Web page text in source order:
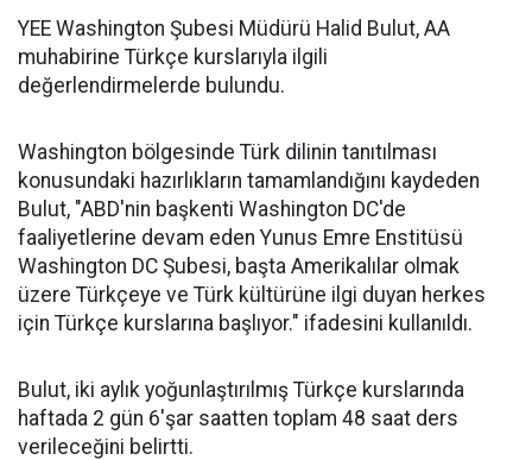
YEE Washington Şubesi Müdürü Halid Bulut, AA
muhabirine Türkçe kurslarıyla ilgili
değerlendirmelerde bulundu.
Washington bölgesinde Türk dilinin tanıtılması
konusundaki hazırlıkların tamamlandığını kaydeden
Bulut, "ABD'nin başkenti Washington DC'de
faaliyetlerine devam eden Yunus Emre Enstitüsü
Washington DC Şubesi, başta Amerikalılar olmak
üzere Türkçeye ve Türk kültürüne ilgi duyan herkes
için Türkçe kurslarına başlıyor." ifadesini kullanıldı.
Bulut, iki aylık yoğunlaştırılmış Türkçe kurslarında
haftada 2 gün 6'şar saatten toplam 48 saat ders
verileceğini belirtti.